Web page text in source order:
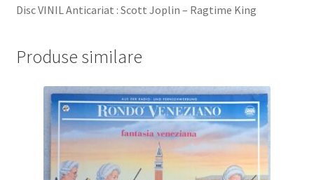
Disc VINIL Anticariat : Scott Joplin – Ragtime King
Produse similare